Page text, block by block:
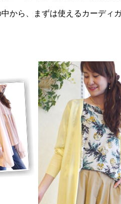
から、まずは使えるカーディ